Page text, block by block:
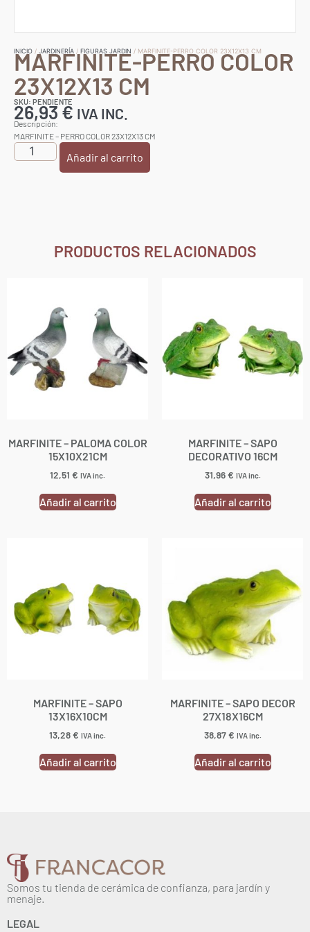
INICIO / JARDINERÍA / FIGURAS JARDIN / MARFINITE-PERRO COLOR 23X12X13 CM
MARFINITE-PERRO COLOR
23X12X13 CM
SKU: PENDIENTE
26,93€ IVA INC.
Descripción:
MARFINITE – PERRO COLOR 23X12X13 CM
Añadir al carrito
PRODUCTOS RELACIONADOS
MARFINITE – PALOMA COLOR
15X10X21CM
12,51 € IVA inc.
Añadir al carrito
MARFINITE – SAPO
DECORATIVO 16CM
31,96€ IVA inc.
Añadir al carrito
MARFINITE – SAPO
13X16X10CM
13,28€ IVA inc.
Añadir al carrito
MARFINITE – SAPO DECOR
27X18X16CM
38,87€ IVA inc.
Añadir al carrito
Somos tu tienda de cerámica de confianza, para jardín y
menaje.
LEGAL